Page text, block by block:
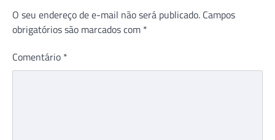
O seu endereço de e-mail não será publicado. Campos
obrigatórios são marcados com *
Comentário *